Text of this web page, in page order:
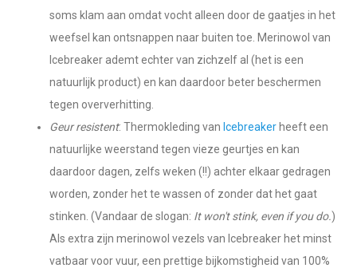
soms klam aan omdat vocht alleen door de gaatjes in het
weefsel kan ontsnappen naar buiten toe. Merinowol van
Icebreaker ademt echter van zichzelf al (het is een
natuurlijk product) en kan daardoor beter beschermen
tegen oververhitting.
Geur resistent: Thermokleding van Icebreaker heeft een
natuurlijke weerstand tegen vieze geurtjes en kan
daardoor dagen, zelfs weken (!!) achter elkaar gedragen
worden, zonder het te wassen of zonder dat het gaat
stinken. (Vandaar de slogan: It won't stink, even if you do.)
Als extra zijn merinowol vezels van Icebreaker het minst
vatbaar voor vuur, een prettige bijkomstigheid van 100%